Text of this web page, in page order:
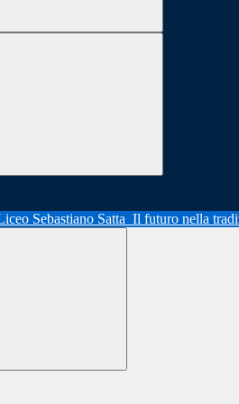
Sebastiano Satta Il futuro nella